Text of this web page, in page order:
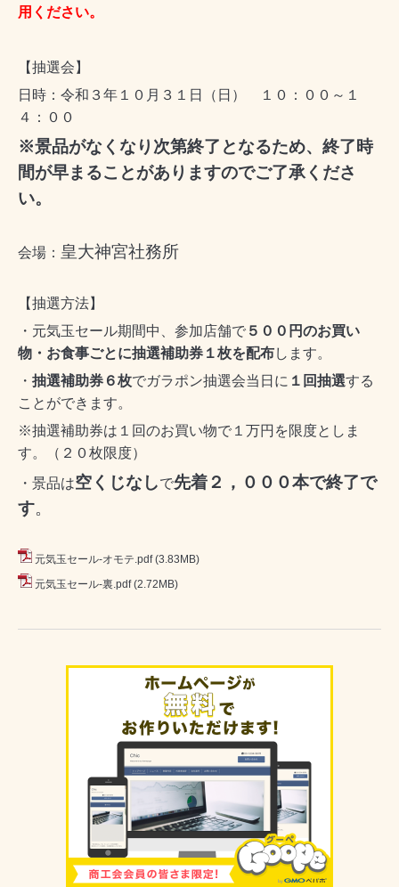
用ください。
【抽選会】
日時：令和３年１０月３１日（日） １０：００～１
４：００
※景品がなくなり次第終了となるため、終了時
間が早まることがありますのでご了承くださ
い。
会場： 皇大神宮社務所
【抽選方法】
・元気玉セール期間中、参加店舗で ５００円のお買い
物・お食事ごとに抽選補助券１枚を配布します。
・ 抽選補助券６枚でガラポン抽選会当日に １回抽選する
ことができます。
※抽選補助券は１回のお買い物で１万円を限度としま
す。（２０枚限度）
・景品は空くじなしで先着２，０００本で終了で
す。
元気玉セール-オモテ.pdf (3.83MB)
元気玉セール-裏.pdf (2.72MB)